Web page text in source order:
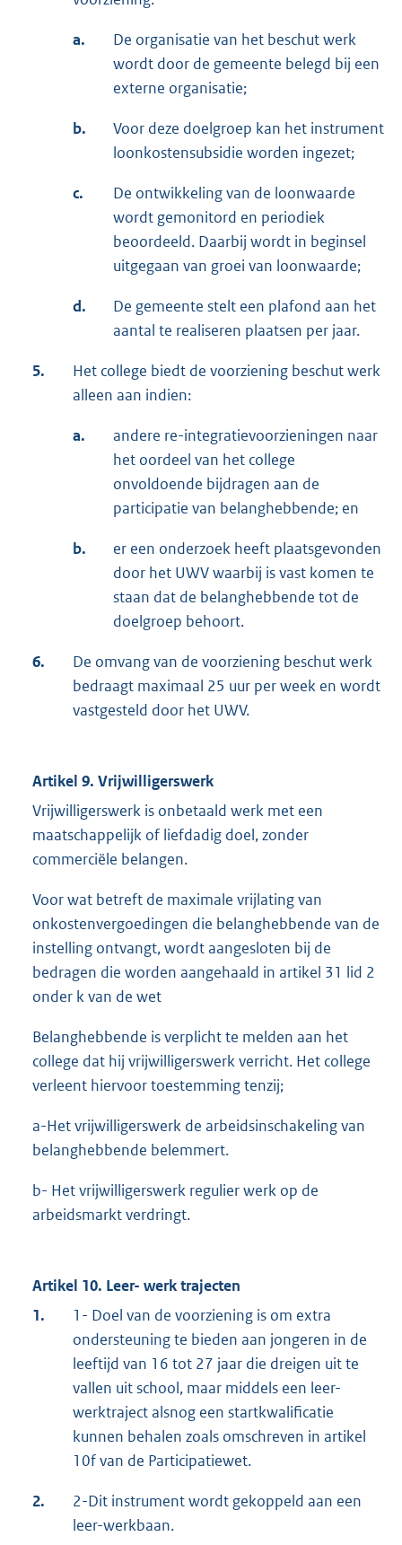
a.
De organisatie van het beschut werk
wordt door de gemeente belegd bij een
externe organisatie;
b.
Voor deze doelgroep kan het instrument
loonkostensubsidie worden ingezet;
c.
De ontwikkeling van de loonwaarde
wordt gemonitord en periodiek
beoordeeld. Daarbij wordt in beginsel
uitgegaan van groei van loonwaarde;
d.
De gemeente stelt een plafond aan het
aantal te realiseren plaatsen per jaar.
5.
Het college biedt de voorziening beschut werk
alleen aan indien:
a.
andere re-integratievoorzieningen naar
het oordeel van het college
onvoldoende bijdragen aan de
participatie van belanghebbende; en
b.
er een onderzoek heeft plaatsgevonden
door het UWV waarbij is vast komen te
staan dat de belanghebbende tot de
doelgroep behoort.
6.
De omvang van de voorziening beschut werk
bedraagt maximaal 25 uur per week en wordt
vastgesteld door het UWV.
Artikel 9. Vrijwilligerswerk
Vrijwilligerswerk is onbetaald werk met een
maatschappelijk of liefdadig doel, zonder
commerciële belangen.
Voor wat betreft de maximale vrijlating van
onkostenvergoedingen die belanghebbende van de
instelling ontvangt, wordt aangesloten bij de
bedragen die worden aangehaald in artikel 31 lid 2
onder k van de wet
Belanghebbende is verplicht te melden aan het
college dat hij vrijwilligerswerk verricht. Het college
verleent hiervoor toestemming tenzij;
a-Het vrijwilligerswerk de arbeidsinschakeling van
belanghebbende belemmert.
b- Het vrijwilligerswerk regulier werk op de
arbeidsmarkt verdringt.
Artikel 10. Leer- werk trajecten
1.
1- Doel van de voorziening is om extra
ondersteuning te bieden aan jongeren in de
leeftijd van 16 tot 27 jaar die dreigen uit te
vallen uit school, maar middels een leer-
werktraject alsnog een startkwalificatie
kunnen behalen zoals omschreven in artikel
10f van de Participatiewet.
2.
2-Dit instrument wordt gekoppeld aan een
leer-werkbaan.